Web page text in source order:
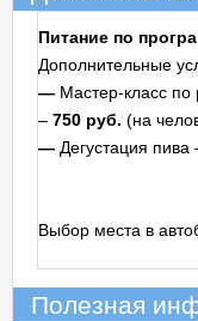
Питание по
Дополнительные
— Мастер-класс по
– 750 руб. (на
— Дегустация пива
Выбор места в
Полезная